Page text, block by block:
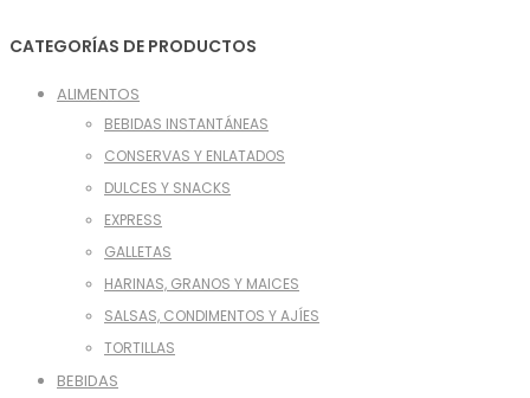
CATEGORÍAS DE PRODUCTOS
ALIMENTOS
BEBIDAS INSTANTÁNEAS
CONSERVAS Y ENLATADOS
DULCES Y SNACKS
EXPRESS
GALLETAS
HARINAS, GRANOS Y MAICES
SALSAS, CONDIMENTOS Y AJÍES
TORTILLAS
BEBIDAS